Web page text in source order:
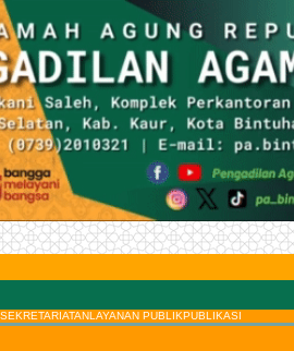
LAYANAN PUBLIKPUBLIKASI